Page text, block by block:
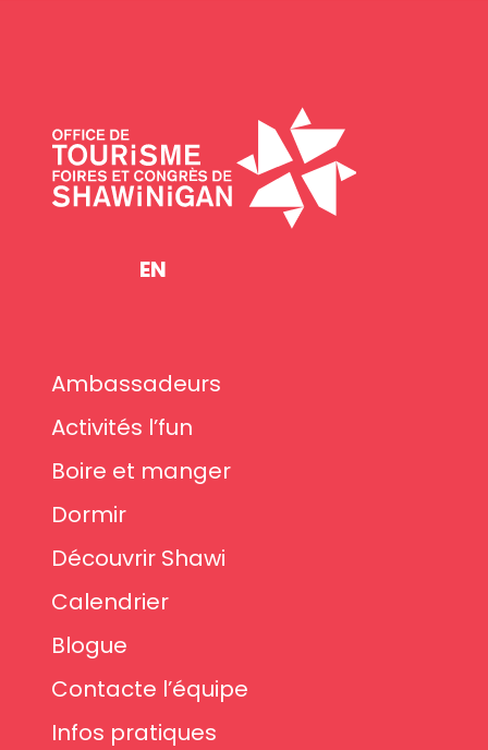
EN
Ambassadeurs
Activités l’fun
Boire et manger
Dormir
Découvrir Shawi
Calendrier
Blogue
Contacte l’équipe
Infos pratiques